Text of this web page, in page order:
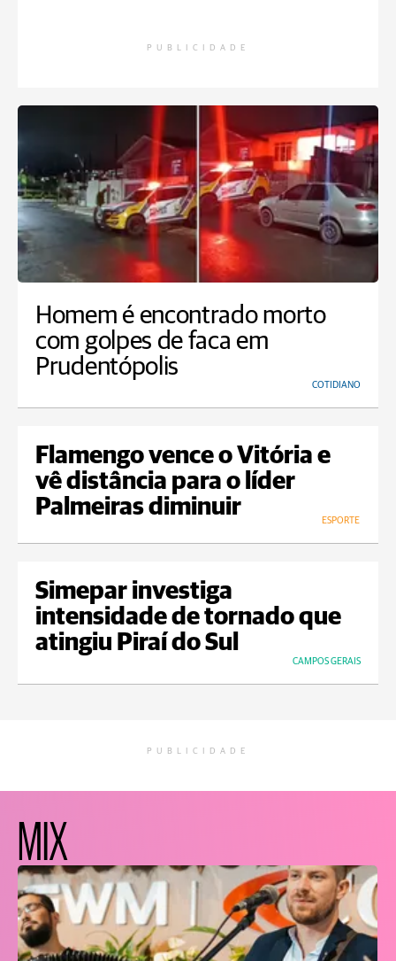
PUBLICIDADE
Homem é encontrado morto
com golpes de faca em
Prudentópolis
COTIDIANO
Flamengo vence o Vitória e
vê distância para o líder
Palmeiras diminuir
ESPORTE
Simepar investiga
intensidade de tornado que
atingiu Piraí do Sul
CAMPOS GERAIS
PUBLICIDADE
MIX